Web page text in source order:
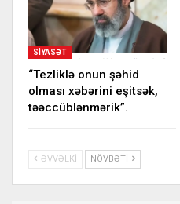
SIYASƏT
“Tezliklə onun şəhid
olması xəbərini eşitsək,
təəccüblənmərik”.
ƏVVƏLKI NÖVBƏTI